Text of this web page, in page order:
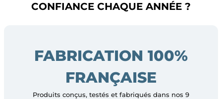
CONFIANCE CHAQUE ANNÉE ?
FABRICATION 100%
FRANÇAISE
Produits conçus, testés et fabriqués dans nos 9